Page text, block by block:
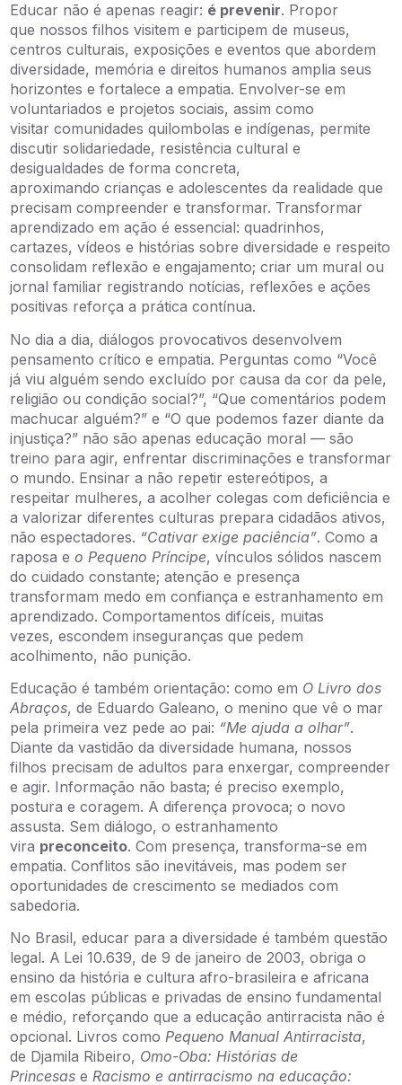
Educar não é apenas reagir: é prevenir. Propor
que nossos filhos visitem e participem de museus,
centros culturais, exposições e eventos que abordem
diversidade, memória e direitos humanos amplia seus
horizontes e fortalece a empatia. Envolver-se em
voluntariados e projetos sociais, assim como
visitar comunidades quilombolas e indígenas, permite
discutir solidariedade, resistência cultural e
desigualdades de forma concreta,
aproximando crianças e adolescentes da realidade que
precisam compreender e transformar. Transformar
aprendizado em ação é essencial: quadrinhos,
cartazes, vídeos e histórias sobre diversidade e respeito
consolidam reflexão e engajamento; criar um mural ou
jornal familiar registrando notícias, reflexões e ações
positivas reforça a prática contínua.
No dia a dia, diálogos provocativos desenvolvem
pensamento crítico e empatia. Perguntas como “Você
já viu alguém sendo excluído por causa da cor da pele,
religião ou condição social?”, “Que comentários podem
machucar alguém?” e “O que podemos fazer diante da
injustiça?” não são apenas educação moral — são
treino para agir, enfrentar discriminações e transformar
o mundo. Ensinar a não repetir estereótipos, a
respeitar mulheres, a acolher colegas com deficiência e
a valorizar diferentes culturas prepara cidadãos ativos,
não espectadores. “Cativar exige paciência”. Como a
raposa eo Pequeno Príncipe, vínculos sólidos nascem
do cuidado constante; atenção e presença
transformam medo em confiança e estranhamento em
aprendizado. Comportamentos difíceis, muitas
vezes, escondem inseguranças que pedem
acolhimento, não punição.
Educação é também orientação: como em O Livro dos
Abraços, de Eduardo Galeano, o menino que vê o mar
pela primeira vez pede ao pai: “Me ajuda a olhar”.
Diante da vastidão da diversidade humana, nossos
filhos precisam de adultos para enxergar, compreender
e agir. Informação não basta; é preciso exemplo,
postura e coragem. A diferença provoca; o novo
assusta. Sem diálogo, o estranhamento
vira preconceito. Com presença, transforma-se em
empatia. Conflitos são inevitáveis, mas podem ser
oportunidades de crescimento se mediados com
sabedoria.
No Brasil, educar para a diversidade é também questão
legal. A Lei 10.639, de 9 de janeiro de 2003, obriga o
ensino da história e cultura afro-brasileira e africana
em escolas públicas e privadas de ensino fundamental
e médio, reforçando que a educação antirracista não é
opcional. Livros comoPequeno Manual Antirracista,
de Djamila Ribeiro, Omo-Oba: Histórias de
Princesas eRacismo e antirracismo na educação: